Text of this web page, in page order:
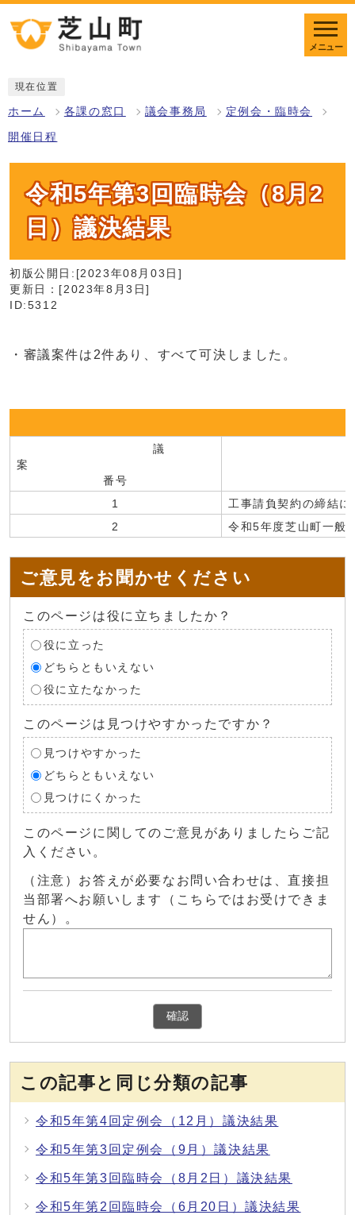
メニュー
現在位置
ホーム 各課の窓口 議会事務局 定例会・臨時会
開催日程
令和5年第3回臨時会（8月2
日）議決結果
初版公開日:[2023年08月03日]
更新日：[2023年8月3日]
ID:5312
・審議案件は2件あり、すべて可決しました。
議
案
番号
1
工事請負契約の締結
2
令和5年度芝山町一般
ご意見をお聞かせください
このページは役に立ちましたか？
役に立った
どちらともいえない
役に立たなかった
このページは見つけやすかったですか？
見つけやすかった
どちらともいえない
見つけにくかった
このページに関してのご意見がありましたらご記
入ください。
（注意）お答えが必要なお問い合わせは、直接担
当部署へお願いします（こちらではお受けできま
せん）。
確認
この記事と同じ分類の記事
令和5年第4回定例会（12月）議決結果
令和5年第3回定例会（9月）議決結果
令和5年第3回臨時会（8月2日）議決結果
令和5年第2回臨時会（6月20日）議決結果